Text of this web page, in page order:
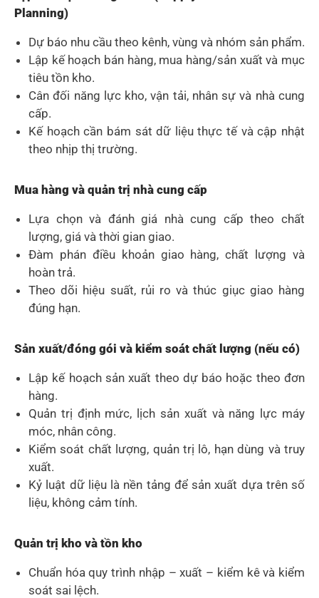
Planning)
Dự báo nhu cầu theo kênh, vùng và nhóm sản phẩm.
Lập kế hoạch bán hàng, mua hàng/sản xuất và mục
tiêu tồn kho.
Cân đối năng lực kho, vận tải, nhân sự và nhà cung
cấp.
Kế hoạch cần bám sát dữ liệu thực tế và cập nhật
theo nhịp thị trường.
Mua hàng và quản trị nhà cung cấp
Lựa chọn và đánh giá nhà cung cấp theo chất
lượng, giá và thời gian giao.
Đàm phán điều khoản giao hàng, chất lượng và
hoàn trả.
Theo dõi hiệu suất, rủi ro và thúc giục giao hàng
đúng hạn.
Sản xuất/đóng gói và kiểm soát chất lượng (nếu có)
Lập kế hoạch sản xuất theo dự báo hoặc theo đơn
hàng.
Quản trị định mức, lịch sản xuất và năng lực máy
móc, nhân công.
Kiểm soát chất lượng, quản trị lô, hạn dùng và truy
xuất.
Kỷ luật dữ liệu là nền tảng để sản xuất dựa trên số
liệu, không cảm tính.
Quản trị kho và tồn kho
Chuẩn hóa quy trình nhập – xuất – kiểm kê và kiểm
soát sai lệch.